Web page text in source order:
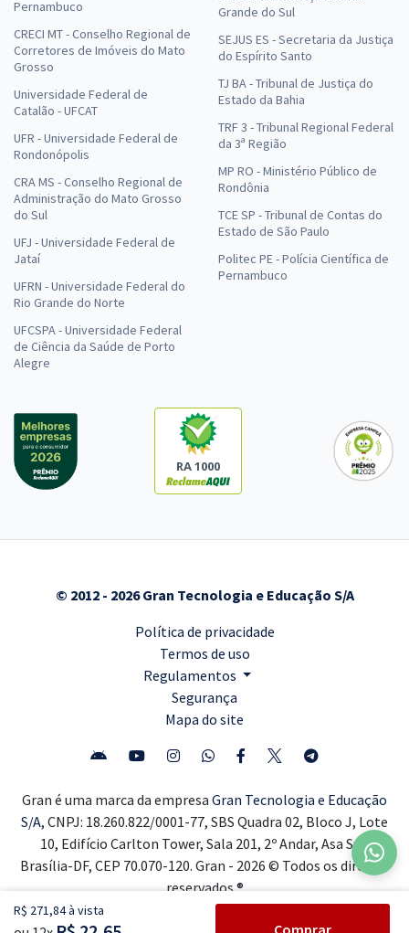
R$ 271,84 à vista
Comprar
Pernambuco
CRECI MT - Conselho Regional de
Corretores de Imóveis do Mato
Grosso
Universidade Federal de
Catalão - UFCAT
UFR - Universidade Federal de
Rondonópolis
CRA MS - Conselho Regional de
Administração do Mato Grosso
do Sul
UFJ - Universidade Federal de
Jataí
UFRN - Universidade Federal do
Rio Grande do Norte
UFCSPA - Universidade Federal
de Ciência da Saúde de Porto
Alegre
Grande do Sul
SEJUS ES - Secretaria da Justiça
do Espírito Santo
TJ BA - Tribunal de Justiça do
Estado da Bahia
TRF 3 - Tribunal Regional Federal
da 3ª Região
MP RO - Ministério Público de
Rondônia
TCE SP - Tribunal de Contas do
Estado de São Paulo
Politec PE - Polícia Científica de
Pernambuco
RA 1000
© 2012 - 2026 Gran Tecnologia e Educação S/A
Política de privacidade
Termos de uso
Regulamentos
Segurança
Mapa do site
Gran é uma marca da empresa Gran Tecnologia e Educação
S/A, CNPJ: 18.260.822/0001-77, SBS Quadra 02, Bloco J, Lote
10, Edifício Carlton Tower, Sala 201, 2º Andar, Asa Sul,
Brasília-DF, CEP 70.070-120. Gran - 2026 © Todos os direitos
reservados ®